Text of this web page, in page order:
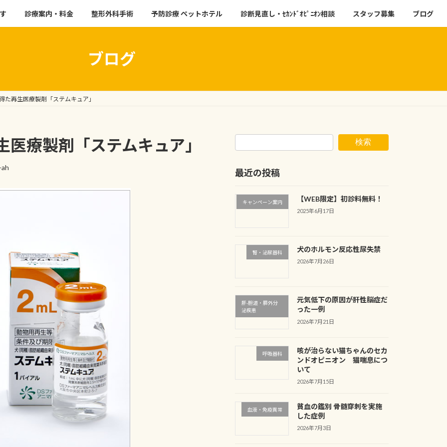
診療案内・料金 整形外科手術 予防診療 ペットホテル 診断見直し・ｾｶﾝﾄﾞｵﾋﾟﾆｵﾝ相談 スタッフ募集 ブログ
ブログ
た再生医療製剤「ステムキュア」
療製剤「ステムキュア」 検索
最近の投稿
キャンペーン案内 【WEB限定】初診料無料！
2025年6月17日
腎・泌尿器科 犬のホルモン反応性尿失禁
2026年7月26日
肝-胆道・膵外分
泌疾患
元気低下の原因が肝性脳症だ
った一例
2026年7月21日
呼吸器科
咳が治らない猫ちゃんのセカ
ンドオピニオン 猫喘息につ
いて
2026年7月15日
血液・免疫異常
貧血の鑑別 骨髄穿刺を実施
した症例
2026年7月3日